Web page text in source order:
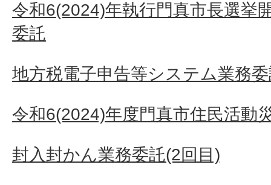
令和6(2024)年執行門真市長選挙
委託
地方税電子申告等システム業務
令和6(2024)年度門真市住民活動
封入封かん業務委託(2回目)